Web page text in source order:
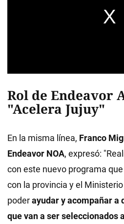
Rol de Endeavor
"Acelera Jujuy"
En la misma línea, Franco
Endeavor NOA, expresó:
con este nuevo programa
con la provincia y el
poderayudar y acompañar a
que van a ser seleccionados